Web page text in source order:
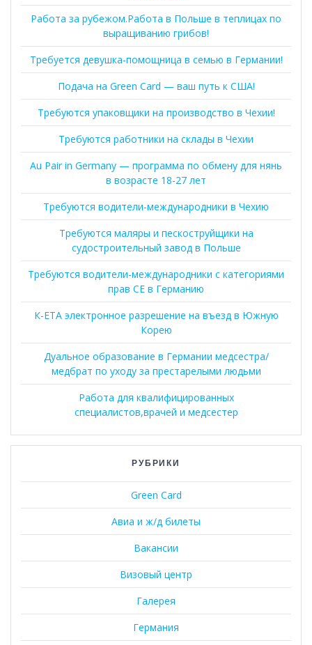
Работа за рубежом.Работа в Польше в теплицах по
выращиванию грибов!
Требуется девушка-помощница в семью в Германии!
Подача на Green Card — ваш путь к США!
Требуются упаковщики на производство в Чехии!
Требуются работники на склады в Чехии
Au Pair in Germany — программа по обмену для нянь
в возрасте 18-27 лет
Требуются водители-международники в Чехию
Требуются маляры и пескоструйщики на
судостроительный завод в Польше
Требуются водители-международники с категориями
прав CE в Германию
К-ЕТА электронное разрешение на въезд в Южную
Корею
Дуальное образование в Германии медсестра/
медбрат по уходу за престарелыми людьми
Работа для квалифицированных
специалистов,врачей и медсестер
РУБРИКИ
Green Card
Авиа и ж/д билеты
Вакансии
Визовый центр
Галерея
Германия